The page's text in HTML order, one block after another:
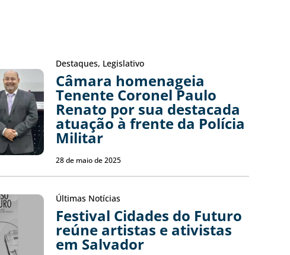
Destaques, Legislativo
Câmara homenageia
Tenente Coronel Paulo
Renato por sua destacada
atuação à frente da Polícia
Militar
28 de maio de 2025
Últimas Notícias
Festival Cidades do Futuro
reúne artistas e ativistas
em Salvador